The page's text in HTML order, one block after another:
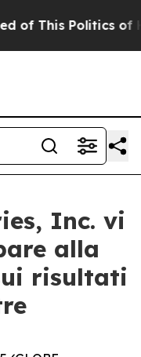
This Politics of
Inc. vi
alla
risultati